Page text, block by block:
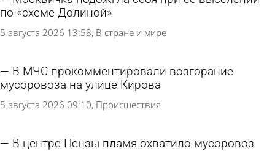
по «схеме Долиной»
5 августа 2026 13:58 В стране и мире
В МЧС прокомментировали возгорание
мусоровоза на улице Кирова
5 августа 2026 09:10 Происшествия
В центре Пензы пламя охватило мусоровоз